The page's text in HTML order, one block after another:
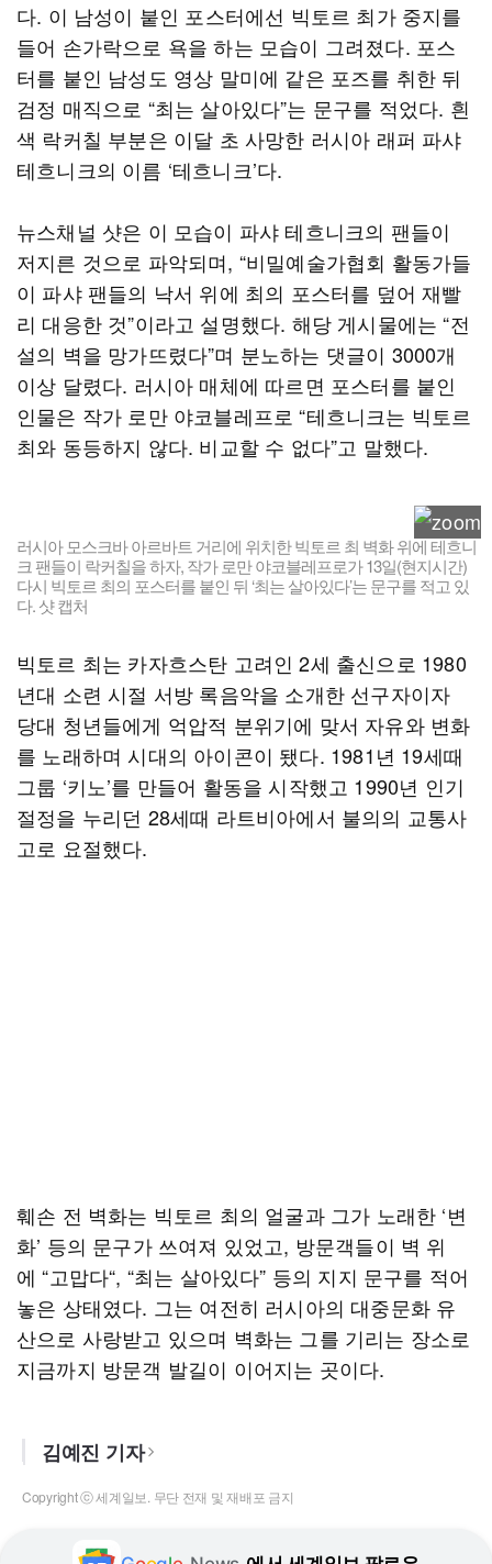
다. 이 남성이 붙인 포스터에선 빅토르 최가 중지를
들어 손가락으로 욕을 하는 모습이 그려졌다. 포스
터를 붙인 남성도 영상 말미에 같은 포즈를 취한 뒤
검정 매직으로 “최는 살아있다”는 문구를 적었다. 흰
색 락커칠 부분은 이달 초 사망한 러시아 래퍼 파샤
테흐니크의 이름 ‘테흐니크’다.
뉴스채널 샷은 이 모습이 파샤 테흐니크의 팬들이
저지른 것으로 파악되며, “비밀예술가협회 활동가들
이 파샤 팬들의 낙서 위에 최의 포스터를 덮어 재빨
리 대응한 것”이라고 설명했다. 해당 게시물에는 “전
설의 벽을 망가뜨렸다”며 분노하는 댓글이 3000개
이상 달렸다. 러시아 매체에 따르면 포스터를 붙인
인물은 작가 로만 야코블레프로 “테흐니크는 빅토르
최와 동등하지 않다. 비교할 수 없다”고 말했다.
러시아 모스크바 아르바트 거리에 위치한 빅토르 최 벽화 위에 테흐니
크 팬들이 락커칠을 하자, 작가 로만 야코블레프로가 13일(현지시간)
다시 빅토르 최의 포스터를 붙인 뒤 ‘최는 살아있다’는 문구를 적고 있
다. 샷 캡처
빅토르 최는 카자흐스탄 고려인 2세 출신으로 1980
년대 소련 시절 서방 록음악을 소개한 선구자이자
당대 청년들에게 억압적 분위기에 맞서 자유와 변화
를 노래하며 시대의 아이콘이 됐다. 1981년 19세때
그룹 ‘키노’를 만들어 활동을 시작했고 1990년 인기
절정을 누리던 28세때 라트비아에서 불의의 교통사
고로 요절했다.
훼손 전 벽화는 빅토르 최의 얼굴과 그가 노래한 ‘변
화’ 등의 문구가 쓰여져 있었고, 방문객들이 벽 위
에 “고맙다“, “최는 살아있다” 등의 지지 문구를 적어
놓은 상태였다. 그는 여전히 러시아의 대중문화 유
산으로 사랑받고 있으며 벽화는 그를 기리는 장소로
지금까지 방문객 발길이 이어지는 곳이다.
김예진 기자
Copyright ⓒ 세계일보. 무단 전재 및 재배포 금지